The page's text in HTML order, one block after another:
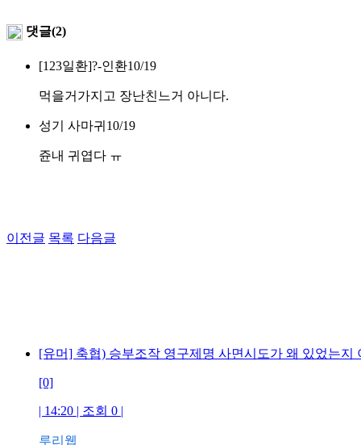
댓글(2)
[123일환]?-인환10/19
먹을거가지고 장난친느거 아니다.
성기 사마귀 10/19
쥰내 귀엽다 ㅠ
이전글 목록 다음글
[유머] 축협) 승부조작 영구제명 사면시도가 왜 있었는지
[0]
| 14:20 | 조회 0 |
루리웹